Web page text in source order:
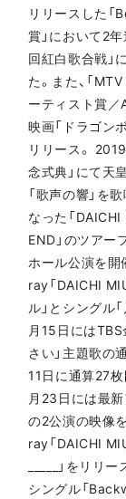
リリースした「
賞」において2
回紅白歌合戦」
た。また、「
ーティスト賞／
映画「ドラゴン
リリース。
念式典」にて天
「歌声の響」を
なった「
END」のツア
ホール公演を開
ray「DAICHI
ル」とシングル
月15日には
さい」主題歌の
11日に通算27
月23日には最
の2公演の映像
ray「DAICHI
_____」をリ
シングル「